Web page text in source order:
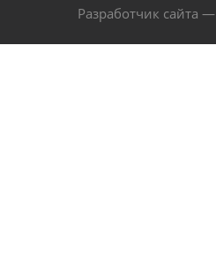
Разработчик сайта —